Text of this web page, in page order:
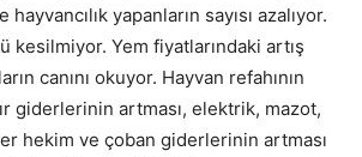
yapanların sayısı azalıyor.
kesilmiyor. Yem fiyatlarındaki artış
canını okuyor. Hayvan refahının
giderlerinin artması, elektrik, mazot,
hekim ve çoban giderlerinin artması